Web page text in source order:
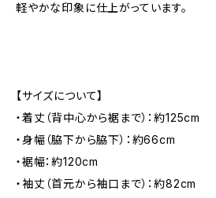
軽やかな印象に仕上がっています。
【サイズについて】
・着丈（背中心から裾まで）：約125cm
・身幅（脇下から脇下）：約66cm
・裾幅：約120cm
・袖丈（首元から袖口まで）：約82cm